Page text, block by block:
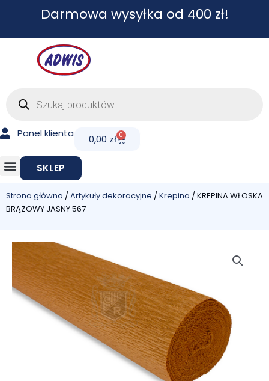
Darmowa wysyłka od 400 zł!
Panel klienta 0,00 zł 0
Cart
SKLEP
Strona główna /Artykuły dekoracyjne /Krepina / KREPINA WŁOSKA
BRĄZOWY JASNY 567